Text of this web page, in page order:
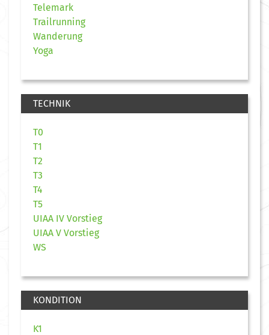
Telemark
Trailrunning
Wanderung
Yoga
TECHNIK
T0
T1
T2
T3
T4
T5
UIAA IV Vorstieg
UIAA V Vorstieg
WS
KONDITION
K1